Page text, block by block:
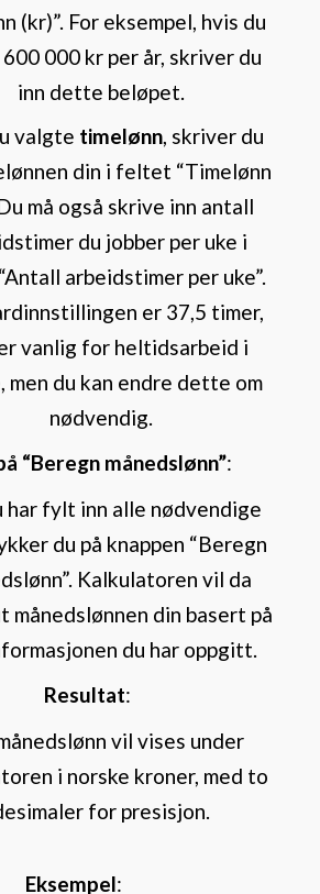
(kr)”. For eksempel, hvis du
000 kr per år, skriver du
inn dette beløpet.
valgte timelønn, skriver du
din i feltet “Timelønn
må også skrive inn antall
du jobber per uke i
arbeidstimer per uke”.
er 37,5 timer,
vanlig for heltidsarbeid i
men du kan endre dette om
nødvendig.
“Beregn månedslønn”:
har fylt inn alle nødvendige
du på knappen “Beregn
Kalkulatoren vil da
månedslønnen din basert på
du har oppgitt.
Resultat:
vil vises under
i norske kroner, med to
for presisjon.
Eksempel: